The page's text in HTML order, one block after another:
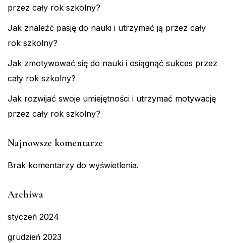
przez cały rok szkolny?
Jak znaleźć pasję do nauki i utrzymać ją przez cały
rok szkolny?
Jak zmotywować się do nauki i osiągnąć sukces przez
cały rok szkolny?
Jak rozwijać swoje umiejętności i utrzymać motywację
przez cały rok szkolny?
Najnowsze komentarze
Brak komentarzy do wyświetlenia.
Archiwa
styczeń 2024
grudzień 2023